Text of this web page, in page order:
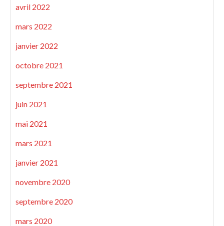
avril 2022
mars 2022
janvier 2022
octobre 2021
septembre 2021
juin 2021
mai 2021
mars 2021
janvier 2021
novembre 2020
septembre 2020
mars 2020